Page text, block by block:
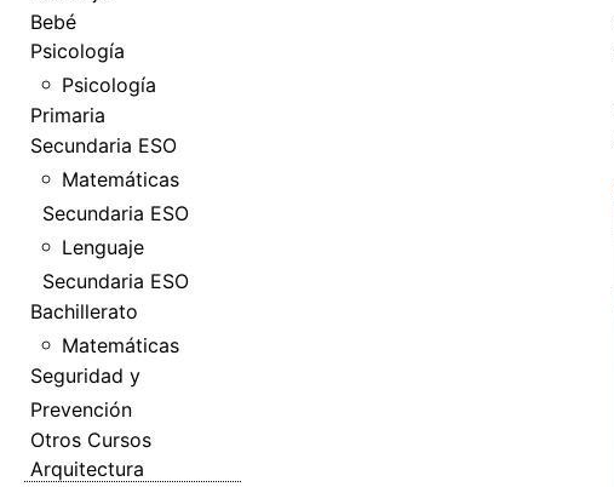
Bebé
Psicología
Psicología
Primaria
Secundaria ESO
Matemáticas
Secundaria ESO
Lenguaje
Secundaria ESO
Bachillerato
Matemáticas
Seguridad y
Prevención
Otros Cursos
Arquitectura